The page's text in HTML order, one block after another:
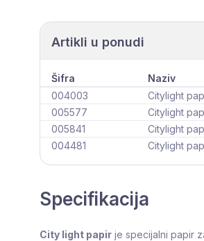
Artikli u ponudi
Šifra Naziv
004003
Citylight
005577
Citylight
005841
Citylight
004481
Citylight
Specifikacija
City light papir je specijalni papir